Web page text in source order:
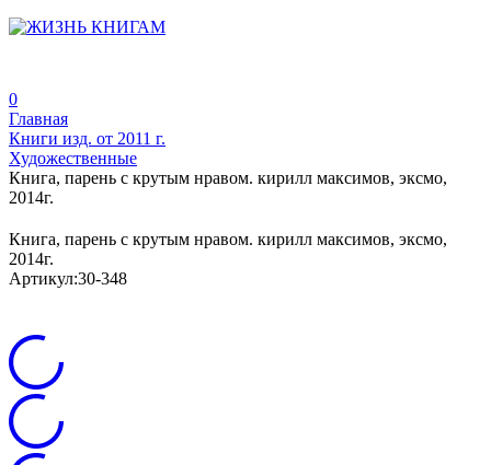
0
Главная
Книги изд. от 2011 г.
Художественные
Книга, парень с крутым нравом. кирилл максимов, эксмо,
2014г.
Книга, парень с крутым нравом. кирилл максимов, эксмо,
2014г.
Артикул:30-348